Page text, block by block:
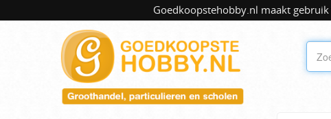
Goedkoopstehobby.nl maakt